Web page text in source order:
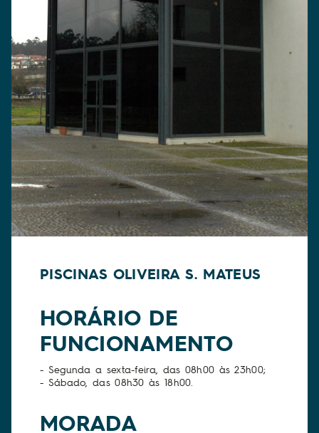
PISCINAS OLIVEIRA S. MATEUS
HORÁRIO DE
FUNCIONAMENTO
- Segunda a sexta-feira, das 08h00 às 23h00;
- Sábado, das 08h30 às 18h00.
MORADA